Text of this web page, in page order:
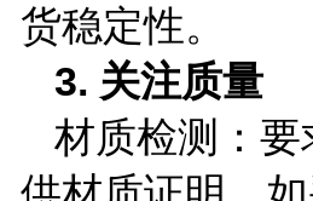
货稳定性。
3. 关注质量
材质检测：要